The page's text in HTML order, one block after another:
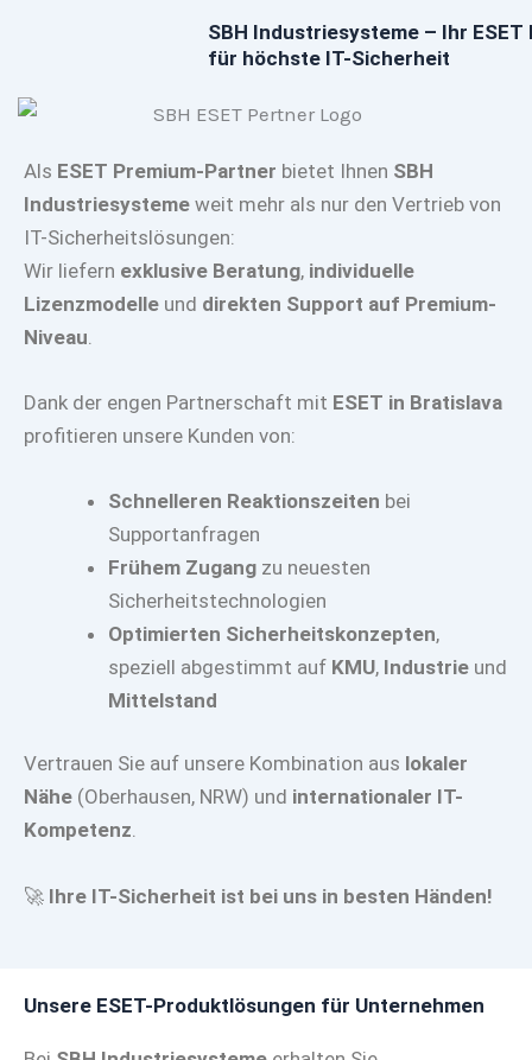
SBH Industriesysteme – Ihr
für höchste IT-Sicherheit
Als ESET Premium-Partner bietet Ihnen SBH
Industriesysteme weit mehr als nur den Vertrieb von
IT-Sicherheitslösungen:
Wir liefern exklusive Beratung, individuelle
Lizenzmodelle und direkten Support auf Premium-
Niveau
Dank der engen Partnerschaft mit ESET in Bratislava
profitieren unsere Kunden von:
Schnelleren Reaktionszeiten bei
Supportanfragen
Frühem Zugang zu neuesten
Sicherheitstechnologien
Optimierten Sicherheitskonzepten,
speziell abgestimmt auf KMU, Industrie und
Mittelstand
Vertrauen Sie auf unsere Kombination aus lokaler
Nähe (Oberhausen, NRW) und internationaler IT-
Kompetenz.
🚀 Ihre IT-Sicherheit ist bei uns in besten Händen!
Unsere ESET-Produktlösungen für Unternehmen